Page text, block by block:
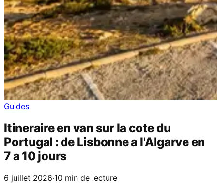
Guides
Itineraire en van sur la cote du
Portugal : de Lisbonne a l'Algarve en
7 a 10 jours
6 juillet 2026·10 min de lecture